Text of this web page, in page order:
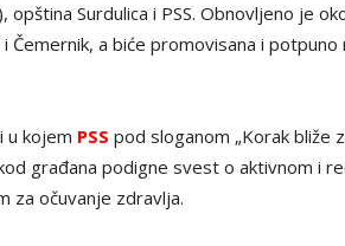
opština Surdulica i PSS. Obnovljeno je
Čemernik, a biće promovisana i
u kojem PSS pod sloganom „Korak bliže
građana podigne svest o aktivnom i
za očuvanje zdravlja.